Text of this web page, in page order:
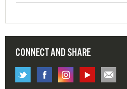
CONNECT AND SHARE